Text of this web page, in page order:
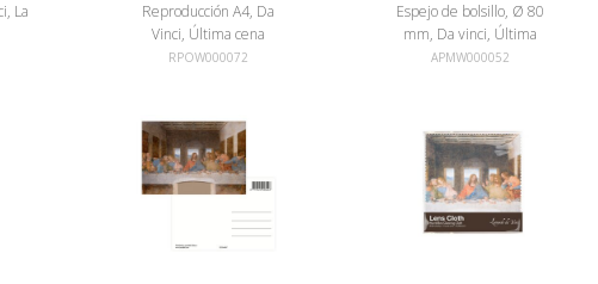
La
Reproducción A4, Da
Vinci, Última cena
RPOW000072
Espejo de bolsillo, Ø 80
mm, Da vinci, Última
cena
APMW000052